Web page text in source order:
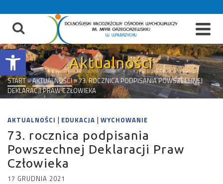
Otwórz pasek narzędzi
treści
Aktualności
START»AKTUALNOŚCI»73. ROCZNICA PODPISANIA POWSZECHNEJ
DEKLARACJI PRAW CZŁOWIEKA
AKTUALNOŚCI | EDUKACJA | WYCHOWANIE
73. rocznica podpisania
Powszechnej Deklaracji Praw
Człowieka
17 GRUDNIA 2021